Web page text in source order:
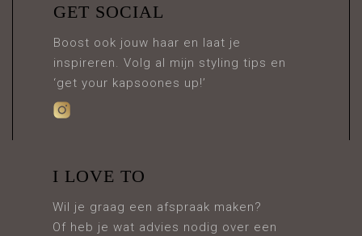
GET SOCIAL
Boost ook jouw haar en laat je
inspireren. Volg al mijn styling tips en
‘get your kapsoones up!’
I LOVE TO
Wil je graag een afspraak maken?
Of heb je wat advies nodig over een